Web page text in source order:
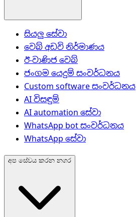
සියලු සේවා
වෙබ් අඩවි නිර්මාණය
ඊ-වාණිජ වෙබ්
ජංගම යෙදුම් සංවර්ධනය
Custom software සංවර්ධනය
AI විසඳුම්
AI automation සේවා
WhatsApp bot සංවර්ධනය
WhatsApp සේවා
අප සේවය කරන නගර